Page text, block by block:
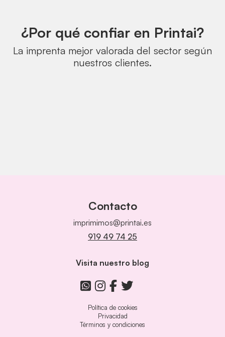
¿Por qué confiar en Printai?
La imprenta mejor valorada del sector según
nuestros clientes.
Contacto
imprimimos@printai.es
919 49 74 25
Visita nuestro blog
Política de cookies
Privacidad
Términos y condiciones